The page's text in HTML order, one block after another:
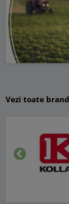
Vezi toate
Inapoi